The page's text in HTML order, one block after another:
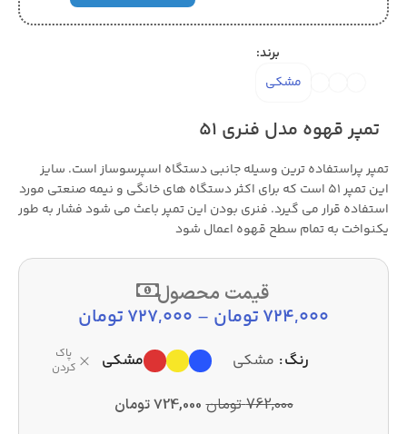
برند:
مشکی
تمپر قهوه مدل فنری 51
تمپر پراستفاده ترین وسیله جانبی دستگاه اسپرسوساز است. سایز
این تمپر 51 است که برای اکثر دستگاه های خانگی و نیمه صنعتی مورد
استفاده قرار می گیرد. فنری بودن این تمپر باعث می شود فشار به طور
یکنواخت به تمام سطح قهوه اعمال شود
قیمت محصول
724,000تومان –
727,000تومان
رنگ مشکی مشکی
پاک
کردن
762,000 تومان 724,000تومان